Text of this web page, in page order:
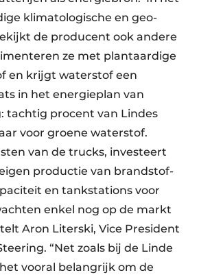
klimatologische en geo­
de producent ook andere
ze met plant­aardige
en krijgt water­stof een
in het energieplan van
tachtig procent van Lindes
voor groene water­stof.
van de trucks, investeert
productie van brandstof­
en tankstations voor
enkel nog op de markt
Aron Literski, Vice President
“Net zoals bij de Linde
vooral belangrijk om de